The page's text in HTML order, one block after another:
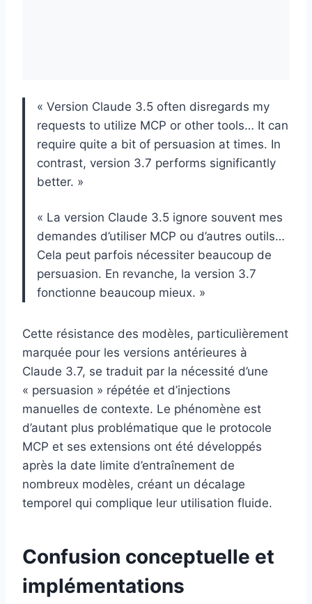
« Version Claude 3.5 often disregards my
requests to utilize MCP or other tools… It can
require quite a bit of persuasion at times. In
contrast, version 3.7 performs significantly
better. »
« La version Claude 3.5 ignore souvent mes
demandes d’utiliser MCP ou d’autres outils…
Cela peut parfois nécessiter beaucoup de
persuasion. En revanche, la version 3.7
fonctionne beaucoup mieux. »
Cette résistance des modèles, particulièrement
marquée pour les versions antérieures à
Claude 3.7, se traduit par la nécessité d’une
« persuasion » répétée et d’injections
manuelles de contexte. Le phénomène est
d’autant plus problématique que le protocole
MCP et ses extensions ont été développés
après la date limite d’entraînement de
nombreux modèles, créant un décalage
temporel qui complique leur utilisation fluide.
Confusion conceptuelle et
implémentations